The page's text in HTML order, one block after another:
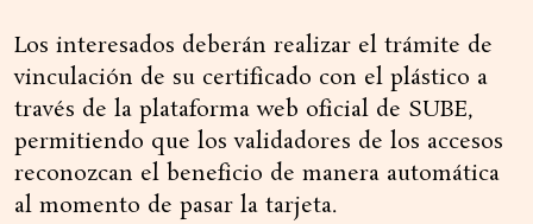
Los interesados deberán realizar el trámite de
vinculación de su certificado con el plástico a
través de la plataforma web oficial de SUBE,
permitiendo que los validadores de los accesos
reconozcan el beneficio de manera automática
al momento de pasar la tarjeta.